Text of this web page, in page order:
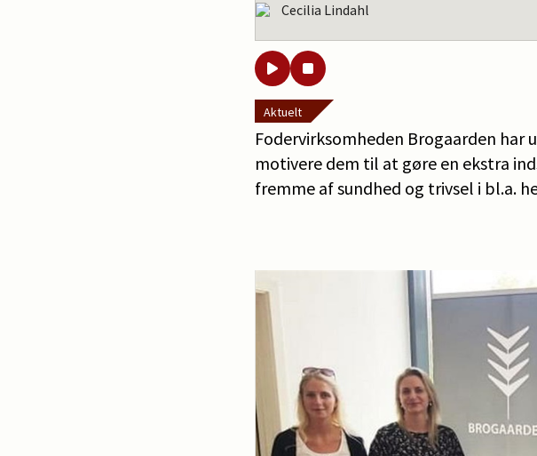
Cecilia Lindahl
Aktuelt
Fodervirksomheden Brogaarden
motivere dem til at gøre en ekstra
fremme af sundhed og trivsel i bl.a.